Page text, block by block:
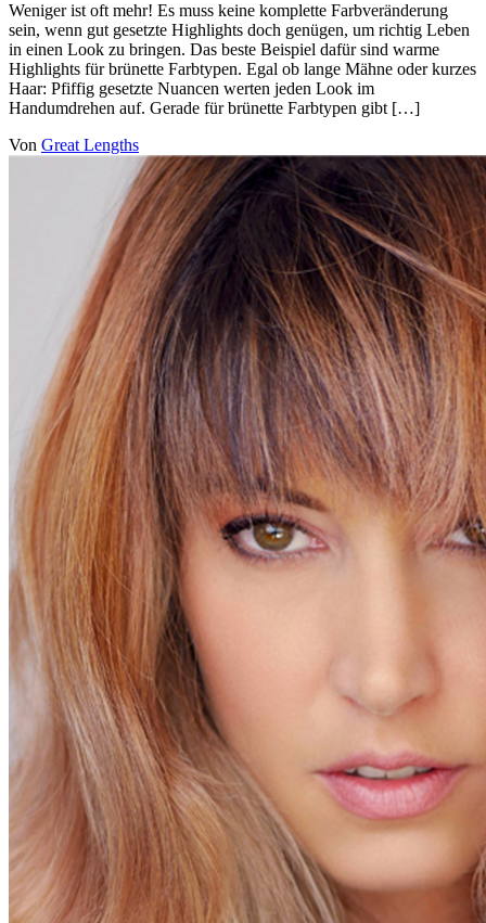
Weniger ist oft mehr! Es muss keine komplette Farbveränderung
sein, wenn gut gesetzte Highlights doch genügen, um richtig Leben
in einen Look zu bringen. Das beste Beispiel dafür sind warme
Highlights für brünette Farbtypen. Egal ob lange Mähne oder kurzes
Haar: Pfiffig gesetzte Nuancen werten jeden Look im
Handumdrehen auf. Gerade für brünette Farbtypen gibt […]
Von Great Lengths